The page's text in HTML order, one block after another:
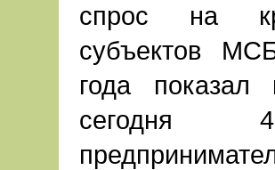
спрос на
субъектов
года показал
сегодня